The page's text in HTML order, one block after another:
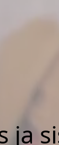
ja